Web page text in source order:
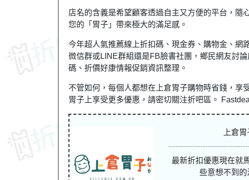
店名的含義是希望顧客透過自主又方便的平台，隨
您的「胃子」帶來極大的滿足感。
今年超人氣推薦線上折扣碼、現金券、購物金、網
微信群或LINE群組還是FB臉書社團， 鄉民網友討
碼、折價好康情報促銷資訊整理。
不管如何，每個人都想在上倉胃子購物時省錢，享
胃子上享受更多優惠，請密切關注折吧區。
上倉
最新折扣優惠現在就
些意想不到的